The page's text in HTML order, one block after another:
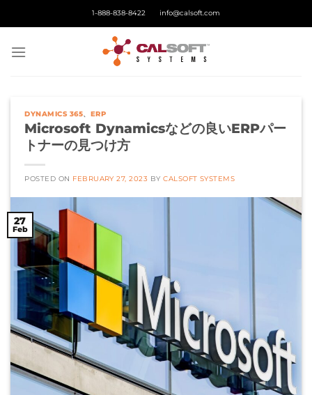
1-888-838-8422 info@calsoft.com
DYNAMICS 365、 ERP
Microsoft Dynamicsなどの良いERPパー
トナーの見つけ方
POSTED ON FEBRUARY 27, 2023 BYCALSOFT SYSTEMS
27
Feb